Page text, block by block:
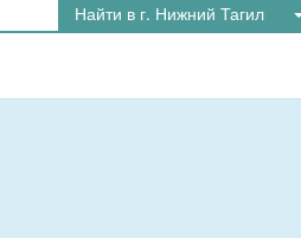
Найти в г. Нижний Тагил